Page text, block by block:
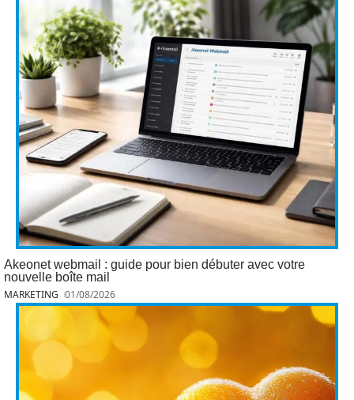
Akeonet webmail : guide pour bien débuter avec votre
nouvelle boîte mail
MARKETING 01/08/2026